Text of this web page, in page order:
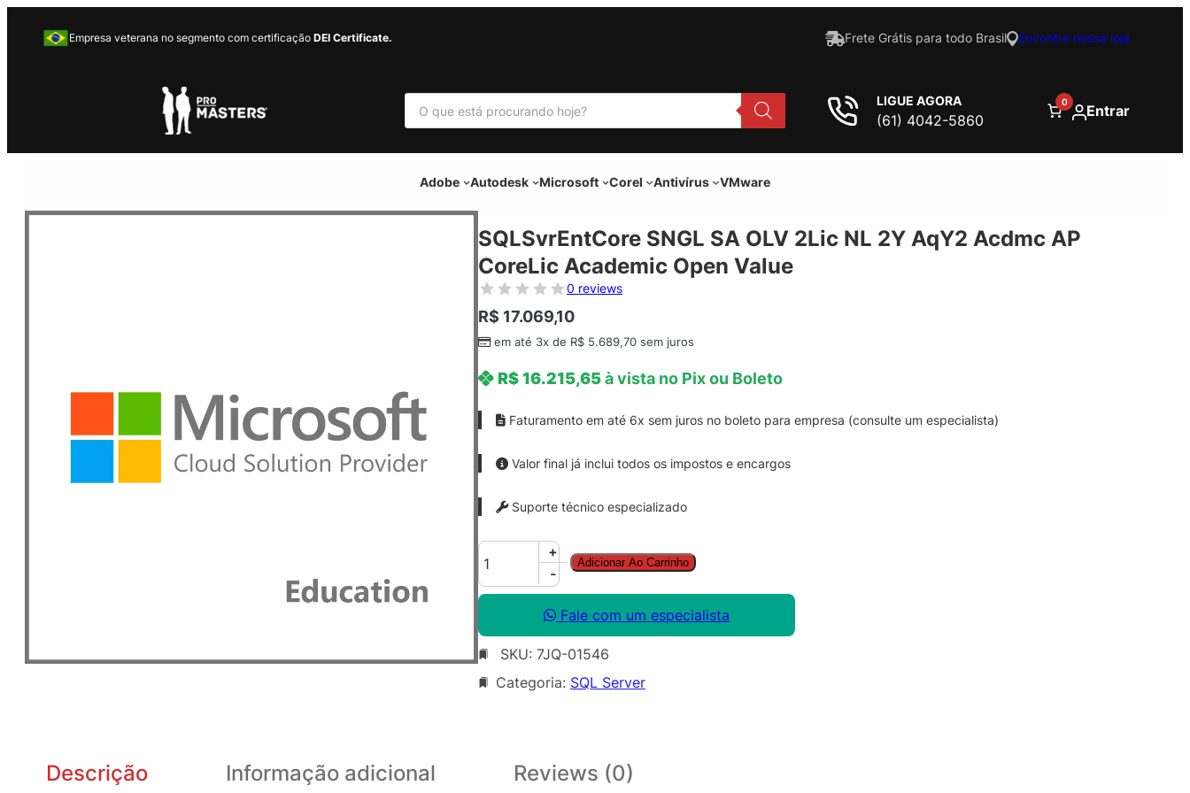
Empresa veterana no segmento com certificação DEI Certificate. Frete Grátis para todo Brasil Encontre nossa loja
P
s
u
r
LIGUE AGORA
(61) 4042-5860
0 Entrar
Adobe Autodesk Microsoft Corel Antivírus VMware
SQLSvrEntCore SNGL SA OLV 2Lic NL 2Y AqY2 Acdmc AP
CoreLic Academic Open Value
0 reviews
R$ 17.069,10
em até 3x de R$ 5.689,70 sem juros
R$16.215,65à vista no Pix ou Boleto
Faturamento em até 6x sem juros no boleto para empresa (consulte um especialista)
Valor final já inclui todos os impostos e encargos
Suporte técnico especializado
S
Q
L
v
r
E
+
-
Adicionar Ao Carrinho
Fale com um especialista
SKU: 7JQ-01546
Categoria: SQL Server
Descrição Informação adicional Reviews (0)